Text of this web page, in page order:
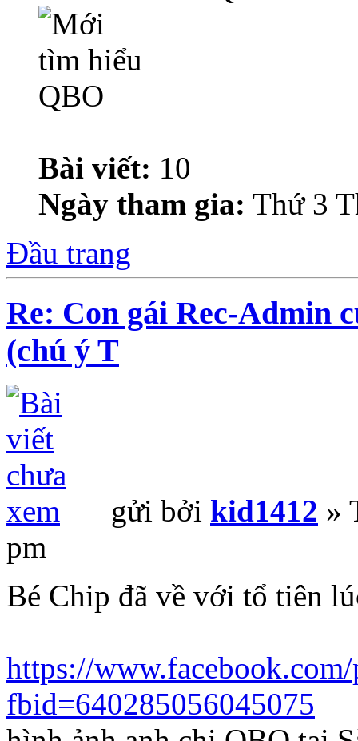
Bài viết: 10
Ngày tham gia: Thứ 3
Đầu trang
Re: Con gái Rec-Admin
(chú ý T
gửi bởi kid1412 »
pm
Bé Chip đã về với tổ tiên
https://
fbid=640285056045075